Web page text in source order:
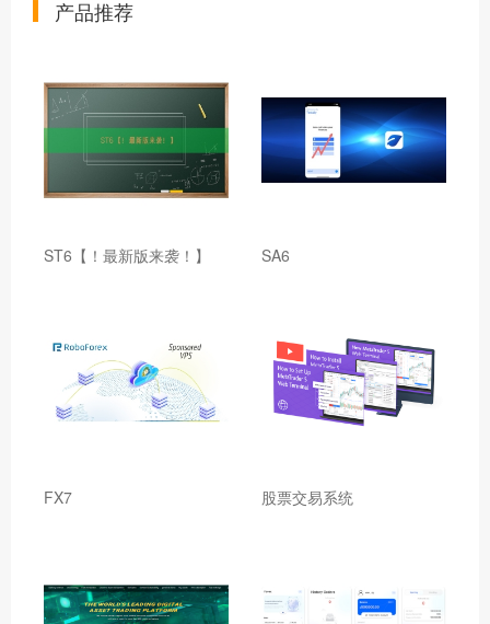
产品推荐
ST6【！最新版来袭！】 SA6
FX7 股票交易系统